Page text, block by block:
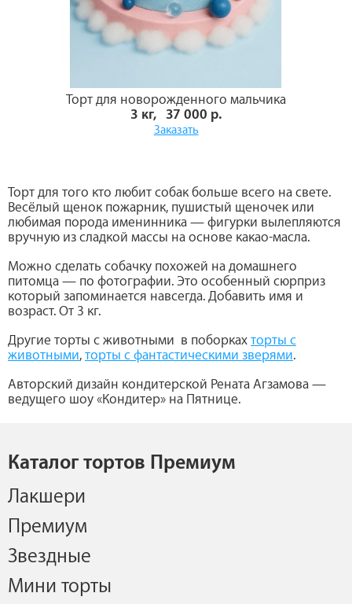
Торт для новорожденного мальчика
3 кг, 37 000 р.
Заказать
Торт для того кто любит собак больше всего на свете.
Весёлый щенок пожарник, пушистый щеночек или
любимая порода именинника — фигурки вылепляются
вручную из сладкой массы на основе какао-масла.
Можно сделать собачку похожей на домашнего
питомца — по фотографии. Это особенный сюрприз
который запоминается навсегда. Добавить имя и
возраст. От 3 кг.
Другие торты с животными в поборках торты с
животными, торты с фантастическими зверями.
Авторский дизайн кондитерской Рената Агзамова —
ведущего шоу «Кондитер» на Пятнице.
Каталог тортов Премиум
Лакшери
Премиум
Звездные
Мини торты